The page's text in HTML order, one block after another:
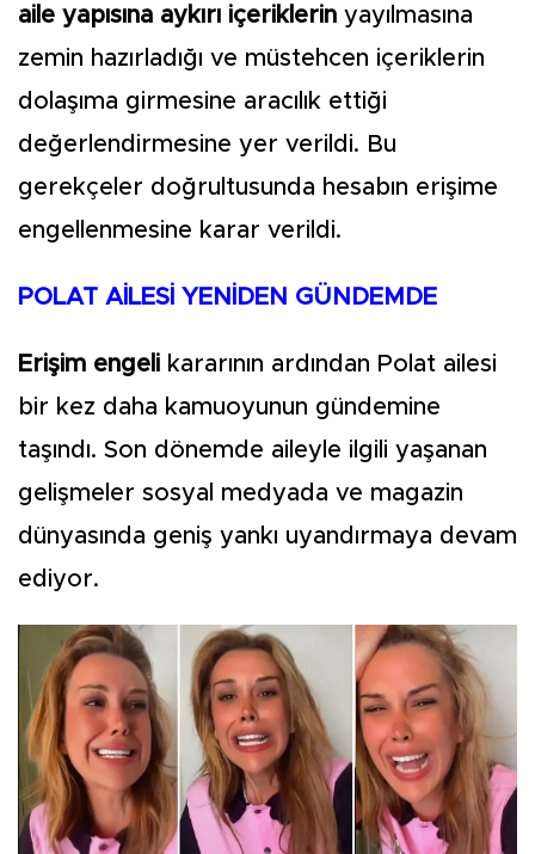
aile yapısına aykırı içeriklerin yayılmasına
zemin hazırladığı ve müstehcen içeriklerin
dolaşıma girmesine aracılık ettiği
değerlendirmesine yer verildi. Bu
gerekçeler doğrultusunda hesabın erişime
engellenmesine karar verildi.
POLAT AİLESİ YENİDEN GÜNDEMDE
Erişim engeli kararının ardından Polat ailesi
bir kez daha kamuoyunun gündemine
taşındı. Son dönemde aileyle ilgili yaşanan
gelişmeler sosyal medyada ve magazin
dünyasında geniş yankı uyandırmaya devam
ediyor.